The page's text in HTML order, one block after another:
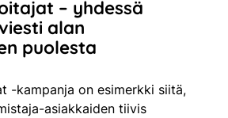
– yhdessä
alan
puolesta
-kampanja on esimerkki siitä,
asiakkaiden tiivis